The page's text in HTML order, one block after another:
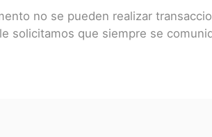
no se pueden realizar
solicitamos que siempre se